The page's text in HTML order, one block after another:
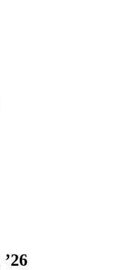
’26